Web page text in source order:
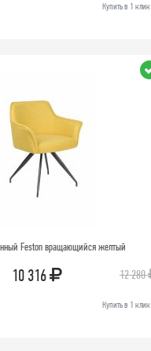
Купить в 1 клик
Feston вращающийся желтый
10 316 12 280
Купить в 1 клик